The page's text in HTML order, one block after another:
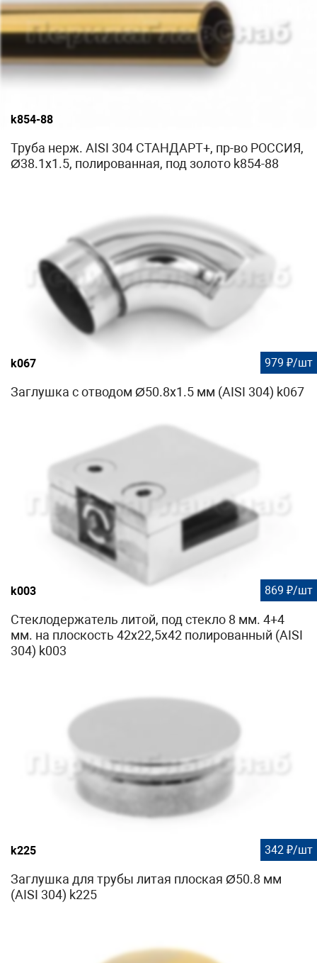
k854-88
Труба нерж. AISI 304 СТАНДАРТ+, пр-во РОССИЯ,
Ø38.1x1.5, полированная, под золото k854-88
k067 979 ₽/шт
Заглушка с отводом Ø50.8х1.5 мм (AISI 304) k067
k003 869 ₽/шт
Стеклодержатель литой, под стекло 8 мм. 4+4
мм. на плоскость 42х22,5х42 полированный (AISI
304) k003
k225 342 ₽/шт
Заглушка для трубы литая плоская Ø50.8 мм
(AISI 304) k225